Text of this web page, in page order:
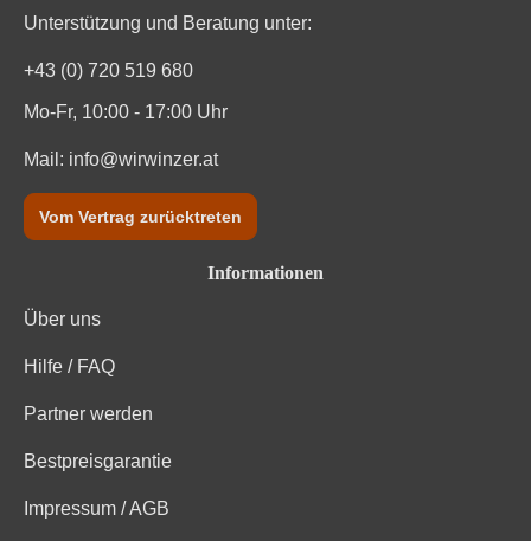
Unterstützung und Beratung unter:
+43 (0) 720 519 680
Mo-Fr, 10:00 - 17:00 Uhr
Mail: info@wirwinzer.at
Vom Vertrag zurücktreten
Informationen
Über uns
Hilfe / FAQ
Partner werden
Bestpreisgarantie
Impressum / AGB